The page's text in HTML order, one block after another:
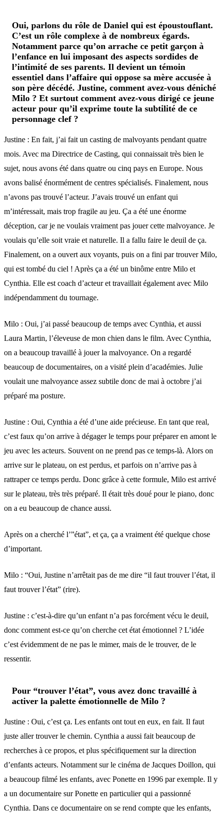
Oui, parlons du rôle de Daniel qui est époustouflant.
C’est un rôle complexe à de nombreux égards.
Notamment parce qu’on arrache ce petit garçon à
l’enfance en lui imposant des aspects sordides de
l’intimité de ses parents. Il devient un témoin
essentiel dans l’affaire qui oppose sa mère accusée à
son père décédé. Justine, comment avez-vous déniché
Milo ? Et surtout comment avez-vous dirigé ce jeune
acteur pour qu’il exprime toute la subtilité de ce
personnage clef ?
Justine : En fait, j’ai fait un casting de malvoyants pendant quatre
mois. Avec ma Directrice de Casting, qui connaissait très bien le
sujet, nous avons été dans quatre ou cinq pays en Europe. Nous
avons balisé énormément de centres spécialisés. Finalement, nous
n’avons pas trouvé l’acteur. J’avais trouvé un enfant qui
m’intéressait, mais trop fragile au jeu. Ça a été une énorme
déception, car je ne voulais vraiment pas jouer cette malvoyance. Je
voulais qu’elle soit vraie et naturelle. Il a fallu faire le deuil de ça.
Finalement, on a ouvert aux voyants, puis on a fini par trouver Milo,
qui est tombé du ciel ! Après ça a été un binôme entre Milo et
Cynthia. Elle est coach d’acteur et travaillait également avec Milo
indépendamment du tournage.
Milo : Oui, j’ai passé beaucoup de temps avec Cynthia, et aussi
Laura Martin, l’éleveuse de mon chien dans le film. Avec Cynthia,
on a beaucoup travaillé à jouer la malvoyance. On a regardé
beaucoup de documentaires, on a visité plein d’académies. Julie
voulait une malvoyance assez subtile donc de mai à octobre j’ai
préparé ma posture.
Justine : Oui, Cynthia a été d’une aide précieuse. En tant que real,
c’est faux qu’on arrive à dégager le temps pour préparer en amont le
jeu avec les acteurs. Souvent on ne prend pas ce temps-là. Alors on
arrive sur le plateau, on est perdus, et parfois on n’arrive pas à
rattraper ce temps perdu. Donc grâce à cette formule, Milo est arrivé
sur le plateau, très très préparé. Il était très doué pour le piano, donc
on a eu beaucoup de chance aussi.
Après on a cherché l’”état”, et ça, ça a vraiment été quelque chose
d’important.
Milo : “Oui, Justine n’arrêtait pas de me dire “il faut trouver l’état, il
faut trouver l’état” (rire).
Justine : c’est-à-dire qu’un enfant n’a pas forcément vécu le deuil,
donc comment est-ce qu’on cherche cet état émotionnel ? L’idée
c’est évidemment de ne pas le mimer, mais de le trouver, de le
ressentir.
Pour “trouver l’état”, vous avez donc travaillé à
activer la palette émotionnelle de Milo ?
Justine : Oui, c’est ça. Les enfants ont tout en eux, en fait. Il faut
juste aller trouver le chemin. Cynthia a aussi fait beaucoup de
recherches à ce propos, et plus spécifiquement sur la direction
d’enfants acteurs. Notamment sur le cinéma de Jacques Doillon, qui
a beaucoup filmé les enfants, avec Ponette en 1996 par exemple. Il y
a un documentaire sur Ponette en particulier qui a passionné
Cynthia. Dans ce documentaire on se rend compte que les enfants,